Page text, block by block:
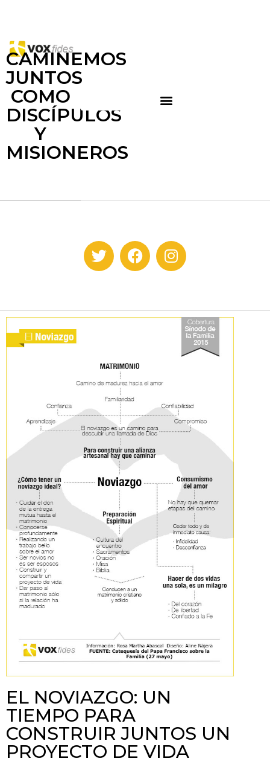
CAMINEMOS
JUNTOS
COMO
DISCÍPULOS
Y
MISIONEROS
EL NOVIAZGO: UN
TIEMPO PARA
CONSTRUIR JUNTOS UN
PROYECTO DE VIDA